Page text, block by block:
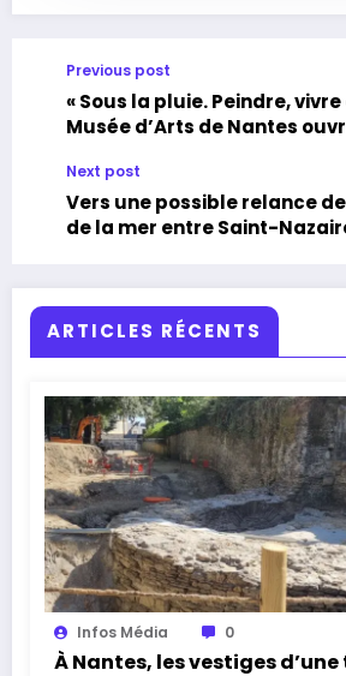
Previous post
« Sous la pluie. Peindre, vivre
Musée d’Arts de Nantes
Next post
Vers une possible relance
de la mer entre Saint-
ARTICLES RÉCENTS
Infos Média 0
À Nantes, les vestiges